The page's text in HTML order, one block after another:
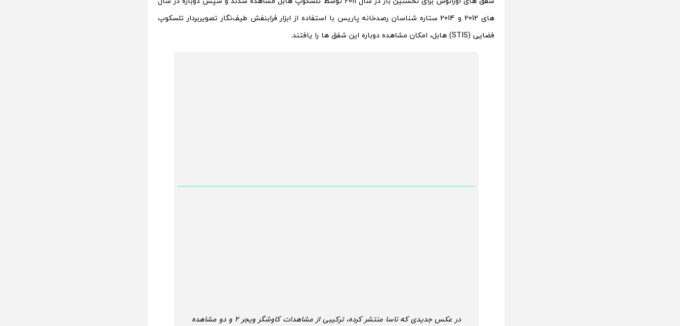
های 2012 و 2014 ستاره شناسان رصدخانه پاریس با استفاده از ابزار فرابنفش طیف‌نگار تصویربردار تلسکوپ
فضایی (STIS) هابل، امکان مشاهده دوباره این شفق ها را یافتند.
در عکس جدیدی که ناسا منتشر کرده، ترکیبی از مشاهدات کاوشگر ویجر 2 و دو مشاهده